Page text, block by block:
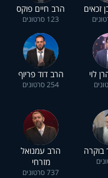
זכאים הרב חיים פוקס
123 סרטונים
לוי הרב דוד פריוף
254 סרטונים
בוקרה
הרב עמנואל
מזרחי
737 סרטונים